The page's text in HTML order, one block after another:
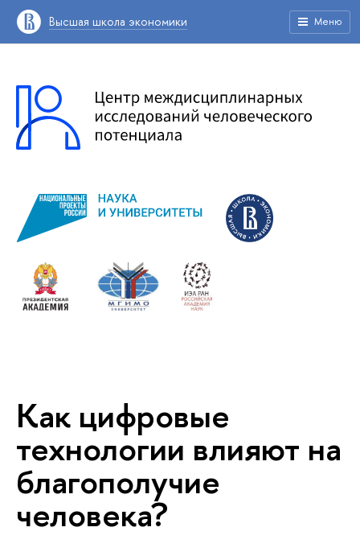
Высшая школа экономики Меню
Как цифровые
технологии влияют на
благополучие
человека?